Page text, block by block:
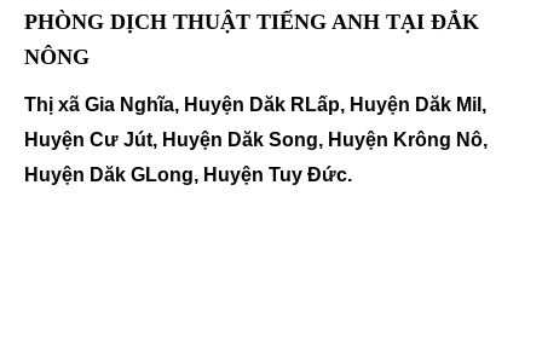
PHÒNG DỊCH THUẬT TIẾNG ANH TẠI ĐẮK
NÔNG
Thị xã Gia Nghĩa, Huyện Dăk RLấp, Huyện Dăk Mil,
Huyện Cư Jút, Huyện Dăk Song, Huyện Krông Nô,
Huyện Dăk GLong, Huyện Tuy Đức.